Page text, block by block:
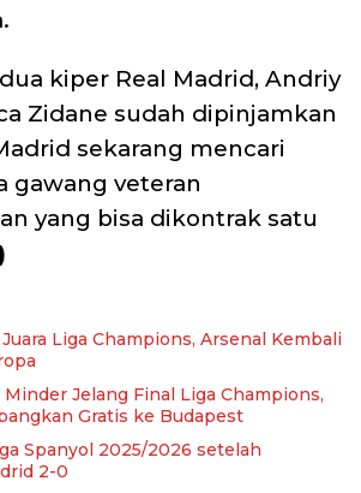
kiper Real Madrid, Andriy
Zidane sudah dipinjamkan
sekarang mencari
gawang veteran
yang bisa dikontrak satu
Liga Champions, Arsenal Kembali
Jelang Final Liga Champions,
Gratis ke Budapest
Spanyol 2025/2026 setelah
2-0